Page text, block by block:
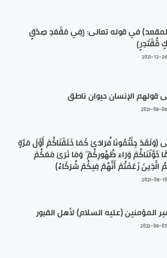
في قوله تعالى: {فِي مَقْعَدِ صِدْقٍ
مُّقْتَدِرٍ}
2021-12-26
الإنسان حيوان ناطق
2021-08-06
(وَلَقَدْ جِئْتُمُونَا فُرَادَىٰ كَمَا خَلَقْنَاكُمْ أَوَّلَ مَرَّةٍ
خَوَّلْنَاكُمْ وَرَاءَ ظُهُورِكُمْ ۖ وَمَا نَرَىٰ مَعَكُمْ
الَّذِينَ زَعَمْتُمْ أَنَّهُمْ فِيكُمْ شُرَكَاءُ)
2021-08-10
المؤمنين (عليه السلام) لأهل القبور
2022-06-05